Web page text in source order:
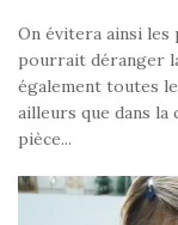
On évitera ainsi
pourrait déranger
également toutes
ailleurs que dans la
pièce...